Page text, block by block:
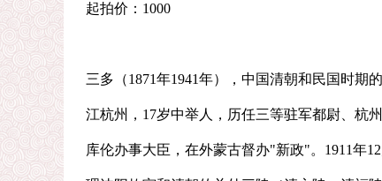
起拍价：1000
三多（1871年1941年），中国清朝和民国时
江杭州，17岁中举人，历任三等驻军都尉、杭
库伦办事大臣，在外蒙古督办"新政"。1911年